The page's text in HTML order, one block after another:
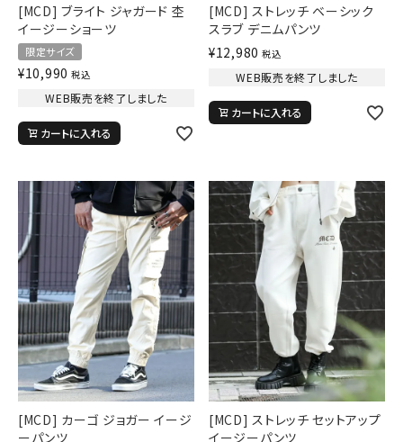
キーワードから探す
search
[MCD] ブライト ジャガード 杢
イージーショーツ
限定サイズ
¥10,990 税込
WEB販売を終了しました
カートに入れる
[MCD] ストレッチ ベーシック
スラブ デニムパンツ
¥12,980 税込
WEB販売を終了しました
カートに入れる
[MCD] カーゴ ジョガー イージ
ーパンツ
[MCD] ストレッチ セットアップ
イージーパンツ